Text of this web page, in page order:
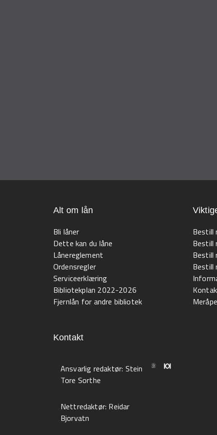
Alt om lån
Bli låner
Dette kan du låne
Lånereglement
Ordensregler
Serviceerklæring
Bibliotekplan 2022-2026
Fjernlån for andre bibliotek
Bestill
Bestill
Bestill
Bestill
Kontakt
Ansvarlig redaktør: Stein
Tore Sorthe
Nettredaktør: Reidar
Bjorvatn